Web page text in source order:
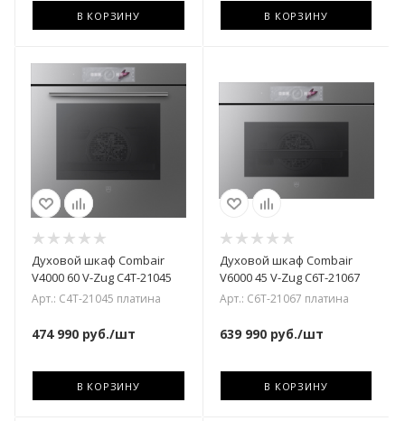
В КОРЗИНУ В КОРЗИНУ
Духовой шкаф Combair
V4000 60 V-Zug C4T-21045
Арт.: C4T-21045 платина
474 990 руб./шт
В КОРЗИНУ
Духовой шкаф Combair
V6000 45 V-Zug C6T-21067
Арт.: C6T-21067 платина
639 990руб./шт
В КОРЗИНУ